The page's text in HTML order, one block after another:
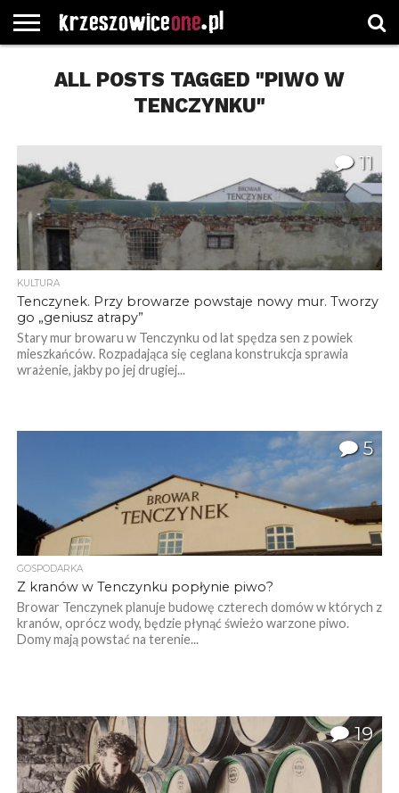
GŁÓWNA
WYBORY
SAMORZĄDOWE
WYBIERZ
KATEGORIE
ROZKŁADY
JAZDY
GREGORCZYK
WATCH
KONTAKT
ALL POSTS TAGGED "PIWO W
TENCZYNKU"
11
KULTURA
Tenczynek. Przy browarze powstaje nowy mur. Tworzy
go „geniusz atrapy”
Stary mur browaru w Tenczynku od lat spędza sen z powiek
mieszkańców. Rozpadająca się ceglana konstrukcja sprawia
wrażenie, jakby po jej drugiej...
5
GOSPODARKA
Z kranów w Tenczynku popłynie piwo?
Browar Tenczynek planuje budowę czterech domów w których z
kranów, oprócz wody, będzie płynąć świeżo warzone piwo.
Domy mają powstać na terenie...
19